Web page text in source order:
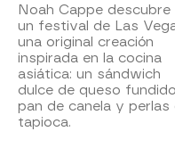
Noah Cappe descubre
un festival de Las
una original creación
inspirada en la cocina
asiática: un sándwich
dulce de queso
pan de canela y perlas
tapioca.